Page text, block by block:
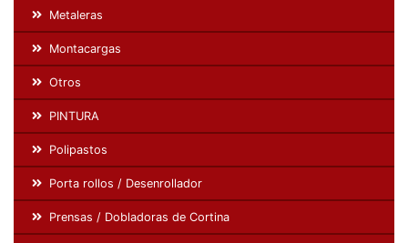
Metaleras
Montacargas
Otros
PINTURA
Polipastos
Porta rollos / Desenrollador
Prensas / Dobladoras de Cortina